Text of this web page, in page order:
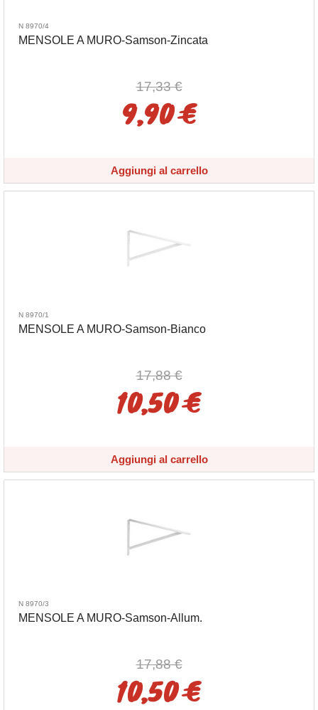
N 8970/4
MENSOLE A MURO-Samson-Zincata
17,33 €
9,90 €
Aggiungi al carrello
N 8970/1
MENSOLE A MURO-Samson-Bianco
17,88 €
10,50 €
Aggiungi al carrello
N 8970/3
MENSOLE A MURO-Samson-Allum.
17,88 €
10,50 €